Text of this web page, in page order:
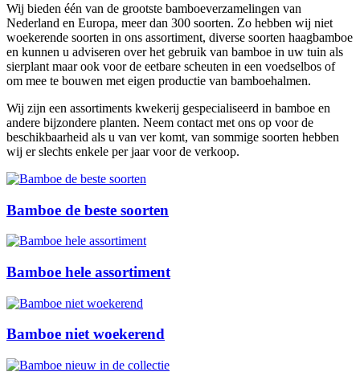
Wij bieden één van de grootste bamboeverzamelingen van
Nederland en Europa, meer dan 300 soorten. Zo hebben wij niet
woekerende soorten in ons assortiment, diverse soorten haagbamboe
en kunnen u adviseren over het gebruik van bamboe in uw tuin als
sierplant maar ook voor de eetbare scheuten in een voedselbos of
om mee te bouwen met eigen productie van bamboehalmen.
Wij zijn een assortiments kwekerij gespecialiseerd in bamboe en
andere bijzondere planten. Neem contact met ons op voor de
beschikbaarheid als u van ver komt, van sommige soorten hebben
wij er slechts enkele per jaar voor de verkoop.
Bamboe de beste soorten
Bamboe hele assortiment
Bamboe niet woekerend